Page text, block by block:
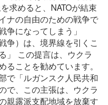
求めると、NATOが結束
ナの自由のための戦争で
争になってしまう」
争）は、境界線を引くこ
」 この提言は、ウクラ
ことを勧めています。
で「ルガンスク人民共和
で、この主張は、ウクラ
親露派支配地域を放棄す